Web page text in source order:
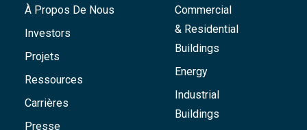
À Propos De Nous
Investors
Projets
Ressources
Carrières
Presse
Commercial
& Residential
Buildings
Energy
Industrial
Buildings